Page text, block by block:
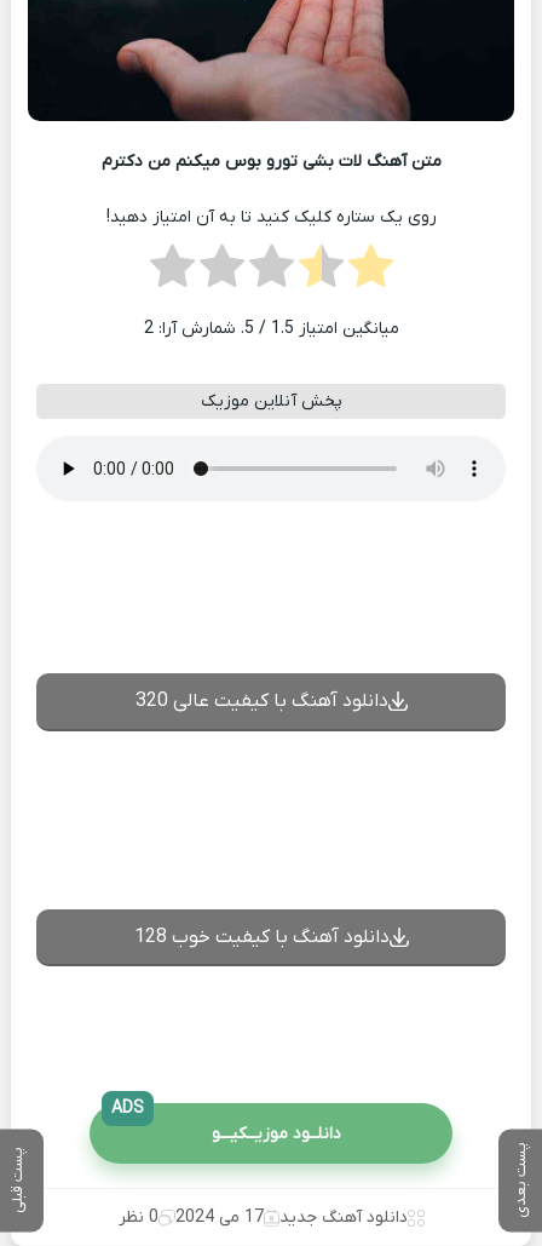
پست بعدی پست قبلی
متن آهنگ لات بشی تورو بوس میکنم من دکترم
روی یک ستاره کلیک کنید تا به آن امتیاز دهید!
میانگین امتیاز 1.5 / 5. شمارش آرا: 2
پخش آنلاین موزیک
دانلود آهنگ با کیفیت عالی 320
دانلود آهنگ با کیفیت خوب 128
دانلــود موزیــکیـــو
ADS
دانلود آهنگ جدید 17 می 2024 0 نظر